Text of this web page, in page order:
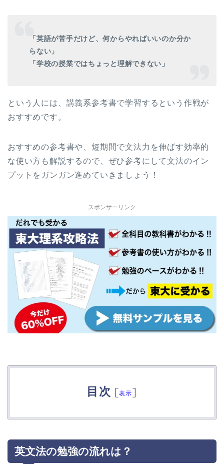
「英語が苦手だけど、何からやればいいのか分か
らない」
「学校の授業ではちょっと理解できない」
という人には、講義系参考書で学習するという作戦が
おすすめです。
おすすめの参考書や、短期間で文法力を伸ばす効率的
な使い方も解説するので、ぜひ参考にして文法のイン
プットをガンガン進めていきましょう！
スポンサーリンク
目次 [表示]
英文法の勉強の流れは？